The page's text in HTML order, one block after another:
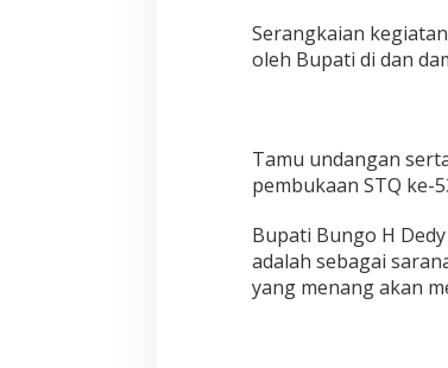
u
p
u
n
o
H
D
e
Serangkaian
oleh Bupati di dan
Tamu undangan
pembukaan STQ ke-
Bupati Bungo H
adalah sebagai
yang menang akan